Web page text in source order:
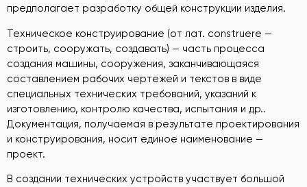
предполагает разработку общей конструкции изделия.
Техническое конструирование (от лат. construere —
строить, сооружать, создавать) — часть процесса
создания машины, сооружения, заканчивающаяся
составлением рабочих чертежей и текстов в виде
специальных технических требований, указаний к
изготовлению, контролю качества, испытания и др..
Документация, получаемая в результате проектирования
и конструирования, носит единое наименование —
проект.
В создании технических устройств участвует большой